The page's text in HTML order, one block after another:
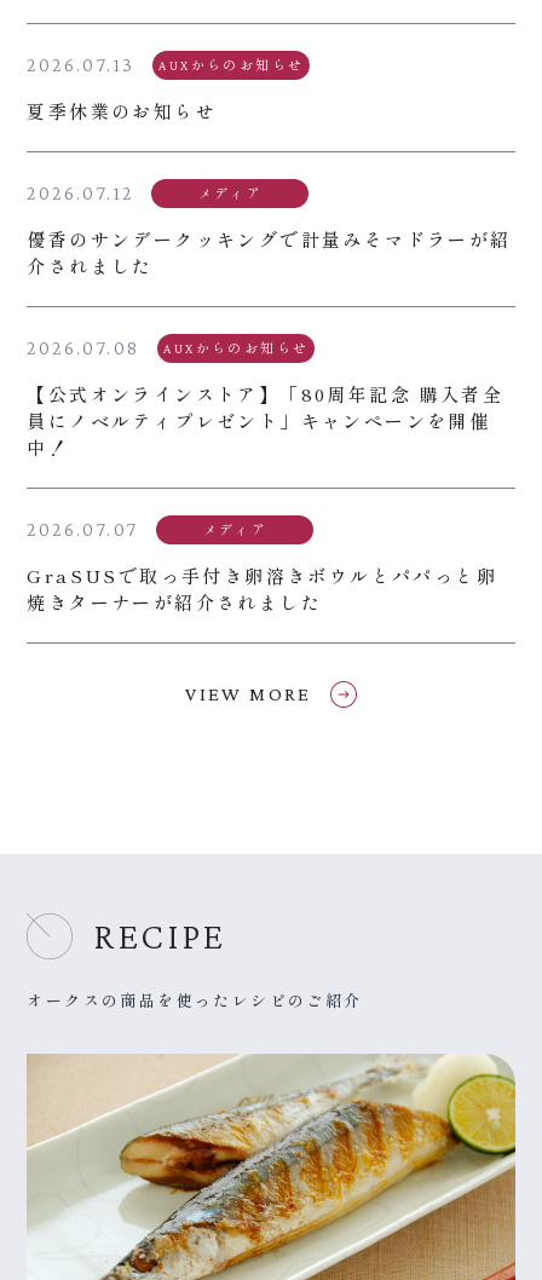
2026.07.13 AUXからのお知らせ
夏季休業のお知らせ
2026.07.12 メディア
優香のサンデークッキングで計量みそマドラーが紹
介されました
2026.07.08 AUXからのお知らせ
【公式オンラインストア】「80周年記念 購入者全
員にノベルティプレゼント」キャンペーンを開催
中！
2026.07.07 メディア
GraSUSで取っ手付き卵溶きボウルとパパっと卵
焼きターナーが紹介されました
VIEW MORE
RECIPE
オークスの商品を使ったレシピのご紹介